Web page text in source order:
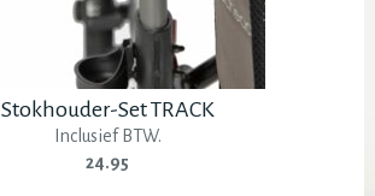
Stokhouder-Set TRACK
Inclusief BTW.
24.95